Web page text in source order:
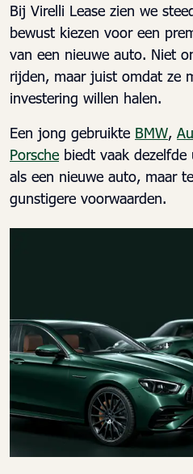
Bij Virelli Lease zien we
bewust kiezen voor een
van een nieuwe auto. Niet
rijden, maar juist omdat ze
investering willen halen.
Een jong gebruikte BMW,
Porsche biedt vaak
als een nieuwe auto, maar
gunstigere voorwaarden.